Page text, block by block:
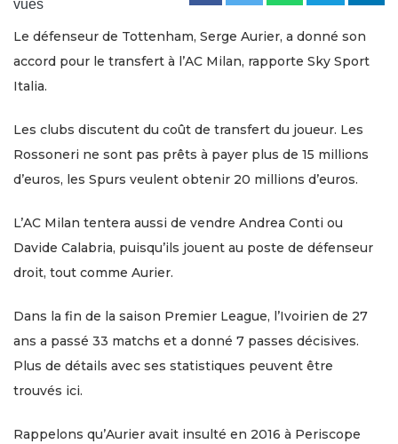
vues
Le défenseur de Tottenham, Serge Aurier, a donné son
accord pour le transfert à l’AC Milan, rapporte Sky Sport
Italia.
Les clubs discutent du coût de transfert du joueur. Les
Rossoneri ne sont pas prêts à payer plus de 15 millions
d’euros, les Spurs veulent obtenir 20 millions d’euros.
L’AC Milan tentera aussi de vendre Andrea Conti ou
Davide Calabria, puisqu’ils jouent au poste de défenseur
droit, tout comme Aurier.
Dans la fin de la saison Premier League, l’Ivoirien de 27
ans a passé 33 matchs et a donné 7 passes décisives.
Plus de détails avec ses statistiques peuvent être
trouvés ici.
Rappelons qu’Aurier avait insulté en 2016 à Periscope